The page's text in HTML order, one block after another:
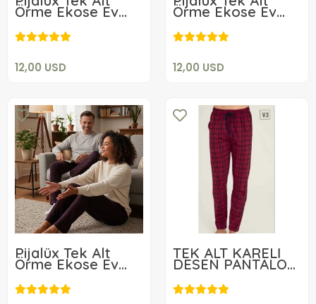
Örme Ekose Ev
Pantolonu
12,00 USD
12,00 USD
Sepete Ekle
Örme Ekose Ev
Pantolonu
12,00 USD
12,00 USD
Sepete Ekle
Pijalüx Tek Alt
Örme Ekose Ev
Pantolonu12,00 USD
Sepete Ekle
TEK ALT KARELİ
DESEN PANTALON
KLY 30632,00 USD